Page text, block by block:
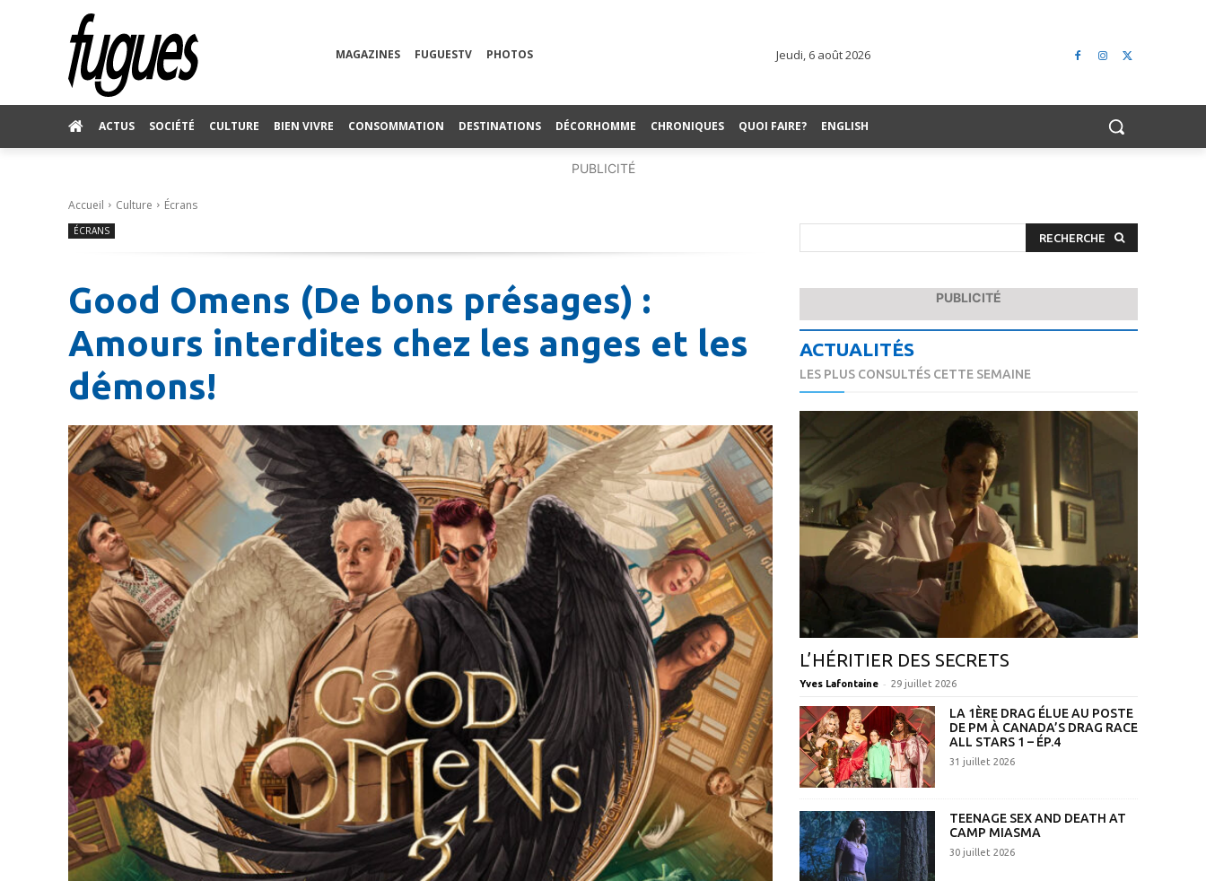
MAGAZINES FUGUESTV PHOTOS Jeudi, 6 août 2026
ACTUS SOCIÉTÉ CULTURE BIEN VIVRE CONSOMMATION DESTINATIONS DÉCORHOMME CHRONIQUES QUOI FAIRE? ENGLISH
PUBLICITÉ
Accueil Culture Écrans
ÉCRANS
Good Omens (De bons présages) :
Amours interdites chez les anges et les
démons!
RECHERCHE
PUBLICITÉ
ACTUALITÉS
LES PLUS CONSULTÉS CETTE SEMAINE
L’HÉRITIER DES SECRETS
Yves Lafontaine - 29 juillet 2026
LA 1ÈRE DRAG ÉLUE AU POSTE
DE PM À CANADA’S DRAG RACE
ALL STARS 1 – ÉP.4
31 juillet 2026
TEENAGE SEX AND DEATH AT
CAMP MIASMA
30 juillet 2026